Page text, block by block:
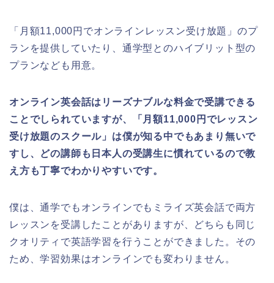
「月額11,000円でオンラインレッスン受け放題」のプ
ランを提供していたり、通学型とのハイブリット型の
プランなども用意。
オンライン英会話はリーズナブルな料金で受講できる
ことでしられていますが、「月額11,000円でレッスン
受け放題のスクール」は僕が知る中でもあまり無いで
すし、どの講師も日本人の受講生に慣れているので教
え方も丁寧でわかりやすいです。
僕は、通学でもオンラインでもミライズ英会話で両方
レッスンを受講したことがありますが、どちらも同じ
クオリティで英語学習を行うことができました。その
ため、学習効果はオンラインでも変わりません。